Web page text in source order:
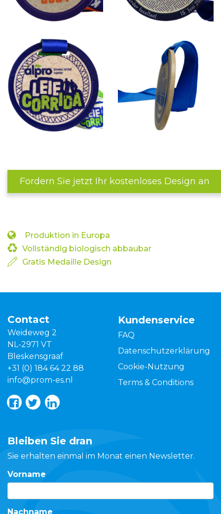
Fordern Sie jetzt Ihr kostenloses Design an
Produktion in Europa
Vollständig biologisch abbaubar
Gratis Medaille Design
Contact
Weideweg 2
NL-2971 VT
Bleskensgraaf
+31 (0) 184 64 22 88
info@prom-es.nl
Kundenservice
FAQ
Datenschutzerklärung
Cookie-Nutzung
Terms & Conditions
Bleiben Sie dran
Sie erhalten einmal im Monat einen Newsletter.
Vorname
Nachname